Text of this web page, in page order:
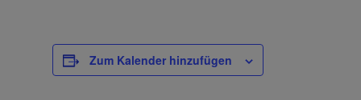
Zum Kalender hinzufügen